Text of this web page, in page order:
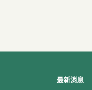
最新消息